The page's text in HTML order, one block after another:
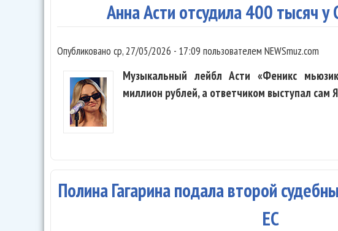
Анна Асти отсудила 400 тысяч у
Опубликовано ср, 27/05/2026 - 17:09 пользователем NEWSmuz.com
Музыкальный лейбл Асти «Феникс
миллион рублей, а ответчиком выступал сам
Полина Гагарина подала второй
ЕС